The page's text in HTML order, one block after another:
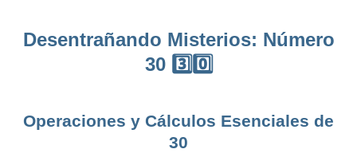
Desentrañando Misterios: Número
30 3️⃣0️⃣
Operaciones y Cálculos Esenciales de
30